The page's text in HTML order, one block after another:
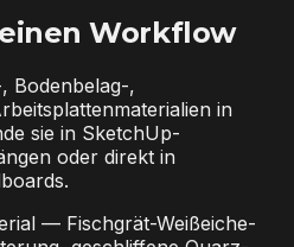
Workflow
Bodenbelag-,
in
sie in SketchUp-
oder direkt in
— Fischgrät-Weißeiche-